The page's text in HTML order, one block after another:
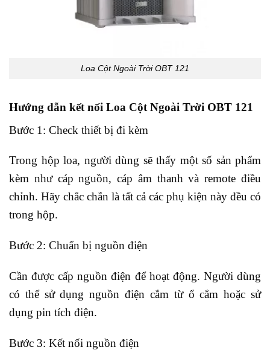
Loa Cột Ngoài Trời OBT 121
Hướng dẫn kết nối Loa Cột Ngoài Trời OBT 121
Bước 1: Check thiết bị đi kèm
Trong hộp loa, người dùng sẽ thấy một số sản phẩm
kèm như cáp nguồn, cáp âm thanh và remote điều
chỉnh. Hãy chắc chắn là tất cả các phụ kiện này đều có
trong hộp.
Bước 2: Chuẩn bị nguồn điện
Cần được cấp nguồn điện để hoạt động. Người dùng
có thể sử dụng nguồn điện cắm từ ổ cắm hoặc sử
dụng pin tích điện.
Bước 3: Kết nối nguồn điện